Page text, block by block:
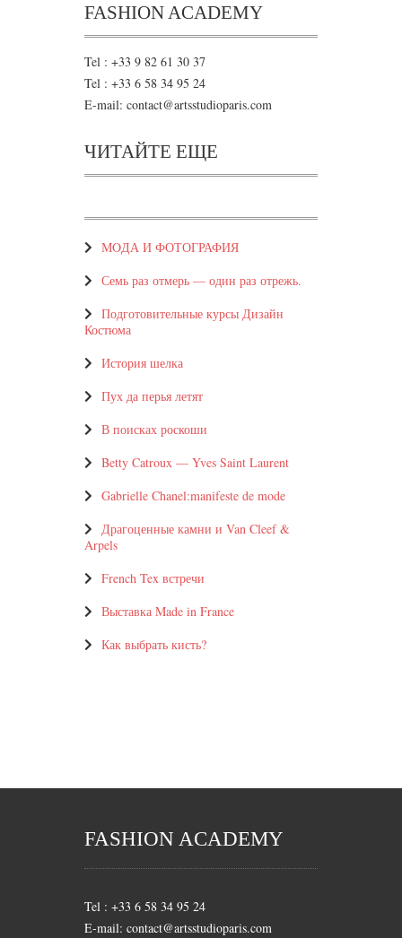
FASHION ACADEMY
Tel : +33 9 82 61 30 37
Tel : +33 6 58 34 95 24
E-mail: contact@artsstudioparis.com
ЧИТАЙТЕ ЕЩЕ
МOДА И ФОТОГРАФИЯ
Семь раз отмерь — один раз отрежь.
Подготовительные курсы Дизайн
Костюма
История шелка
Пух да перья летят
В поисках роскоши
Betty Catroux — Yves Saint Laurent
Gabrielle Chanel:manifeste de mode
Драгоценные камни и Van Cleef &
Arpels
French Tex встречи
Выставка Made in France
Как выбрать кисть?
FASHION ACADEMY
Tel : +33 6 58 34 95 24
E-mail: contact@artsstudioparis.com